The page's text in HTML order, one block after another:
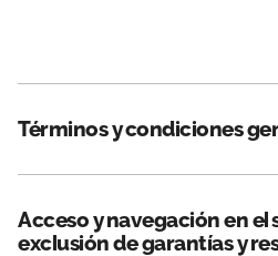
Términos y condiciones
Acceso y navegación en el
exclusión de garantías y